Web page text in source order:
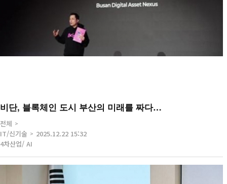
비단, 블록체인 도시 부산의 미래를 짜다…
전체
IT/신기술
4차산업/ AI
2025.12.22 15:32